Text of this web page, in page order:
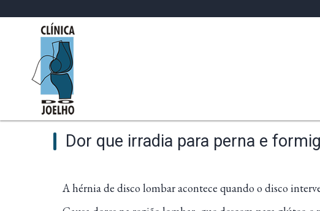
Dor que irradia para perna e
A hérnia de disco lombar acontece quando o disco